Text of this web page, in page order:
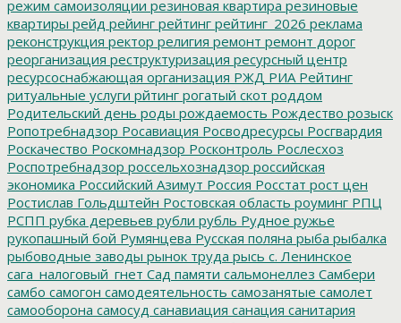
режим самоизоляции резиновая квартира резиновые
квартиры рейд рейинг рейтинг рейтинг_2026 реклама
реконструкция ректор религия ремонт ремонт дорог
реорганизация реструктуризация ресурсный центр
ресурсоснабжающая организация РЖД РИА Рейтинг
ритуальные услуги рйтинг рогатый скот роддом
Родительский день роды рождаемость Рождество розыск
Ропотребнадзор Росавиация Росводресурсы Росгвардия
Роскачество Роскомнадзор Росконтроль Рослесхоз
Роспотребнадзор россельхознадзор российская
экономика Российский Азимут Россия Росстат рост цен
Ростислав Гольдштейн Ростовская область роуминг РПЦ
РСПП рубка деревьев рубли рубль Рудное ружье
рукопашный бой Румянцева Русская поляна рыба рыбалка
рыбоводные заводы рынок труда рысь с. Ленинское
сага_налоговый_гнет Сад памяти сальмонеллез Самбери
самбо самогон самодеятельность самозанятые самолет
самооборона самосуд санавиация санация санитария